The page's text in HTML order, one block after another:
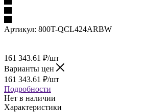
Артикул: 800T-QCL424ARBW
161 343.61 ₽/шт
Варианты цен
161 343.61 ₽/шт
Подробности
Нет в наличии
Характеристики